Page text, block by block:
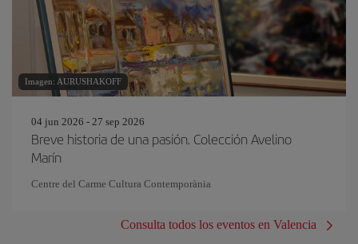
Imagen: AURUSHAKOFF
04 jun 2026 - 27 sep 2026
Breve historia de una pasión. Colección Avelino
Marín
Centre del Carme Cultura Contemporània
Consulta todos los eventos en Valencia